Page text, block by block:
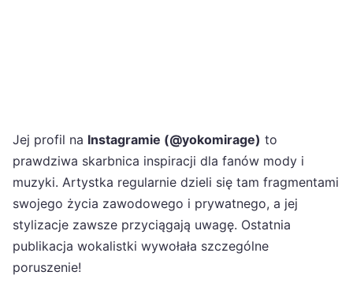
Jej profil na Instagramie (@yokomirage) to
prawdziwa skarbnica inspiracji dla fanów mody i
muzyki. Artystka regularnie dzieli się tam fragmentami
swojego życia zawodowego i prywatnego, a jej
stylizacje zawsze przyciągają uwagę. Ostatnia
publikacja wokalistki wywołała szczególne
poruszenie!